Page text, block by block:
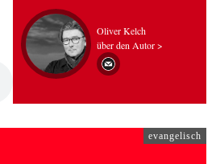
Oliver Kelch
über den Autor >
evangelisch